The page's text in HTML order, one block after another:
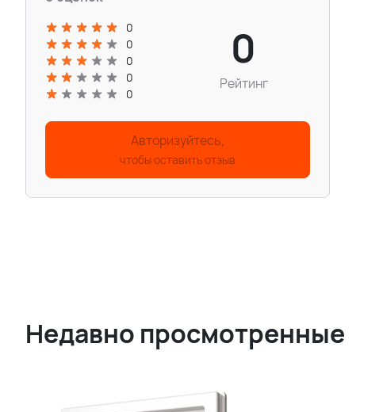
0
0
0
0
0
0
Рейтинг
Авторизуйтесь,
чтобы оставить отзыв
Недавно просмотренные